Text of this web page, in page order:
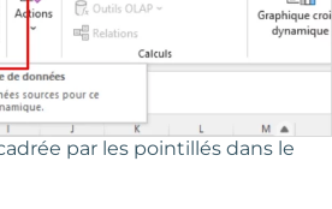
par les pointillés dans le